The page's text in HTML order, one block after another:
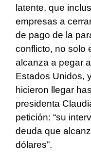
latente, que
empresas a
de pago de la
conflicto, no solo
alcanza a pegar
Estados Unidos,
hicieron llegar
presidenta
petición: “su
deuda que
dólares”.